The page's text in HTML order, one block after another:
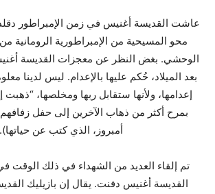
عاشت القديسة أغنيس في زمن الإمبراطور
محو المسيحية من الإمبراطورية الرومانية
بعد الميلاد، حُكم عليها بالإعدام. ليس لدينا
إعدامها، ولأنها ستقابل ربها ومخلصها، “ذهبت
بمرح أكثر من ذهاب الآخرين إلى حفل
أمبروز، الذي كتب عن حياتها).
تم إلقاء العديد من الشهداء في ذلك الوقت في
القديسة أغنيس دفنت. يقال إن بازيليك